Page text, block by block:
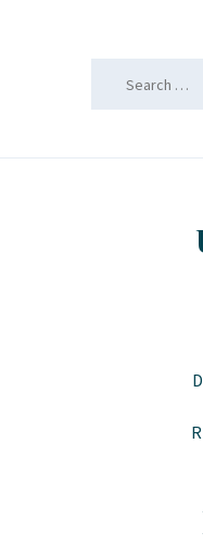
Search